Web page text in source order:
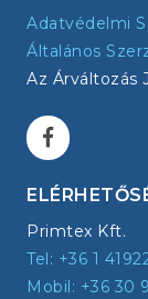
Adatvédelmi
Általános
Az Árváltozás
Primtex Kft.
Tel: +36 1
Mobil: +36 30